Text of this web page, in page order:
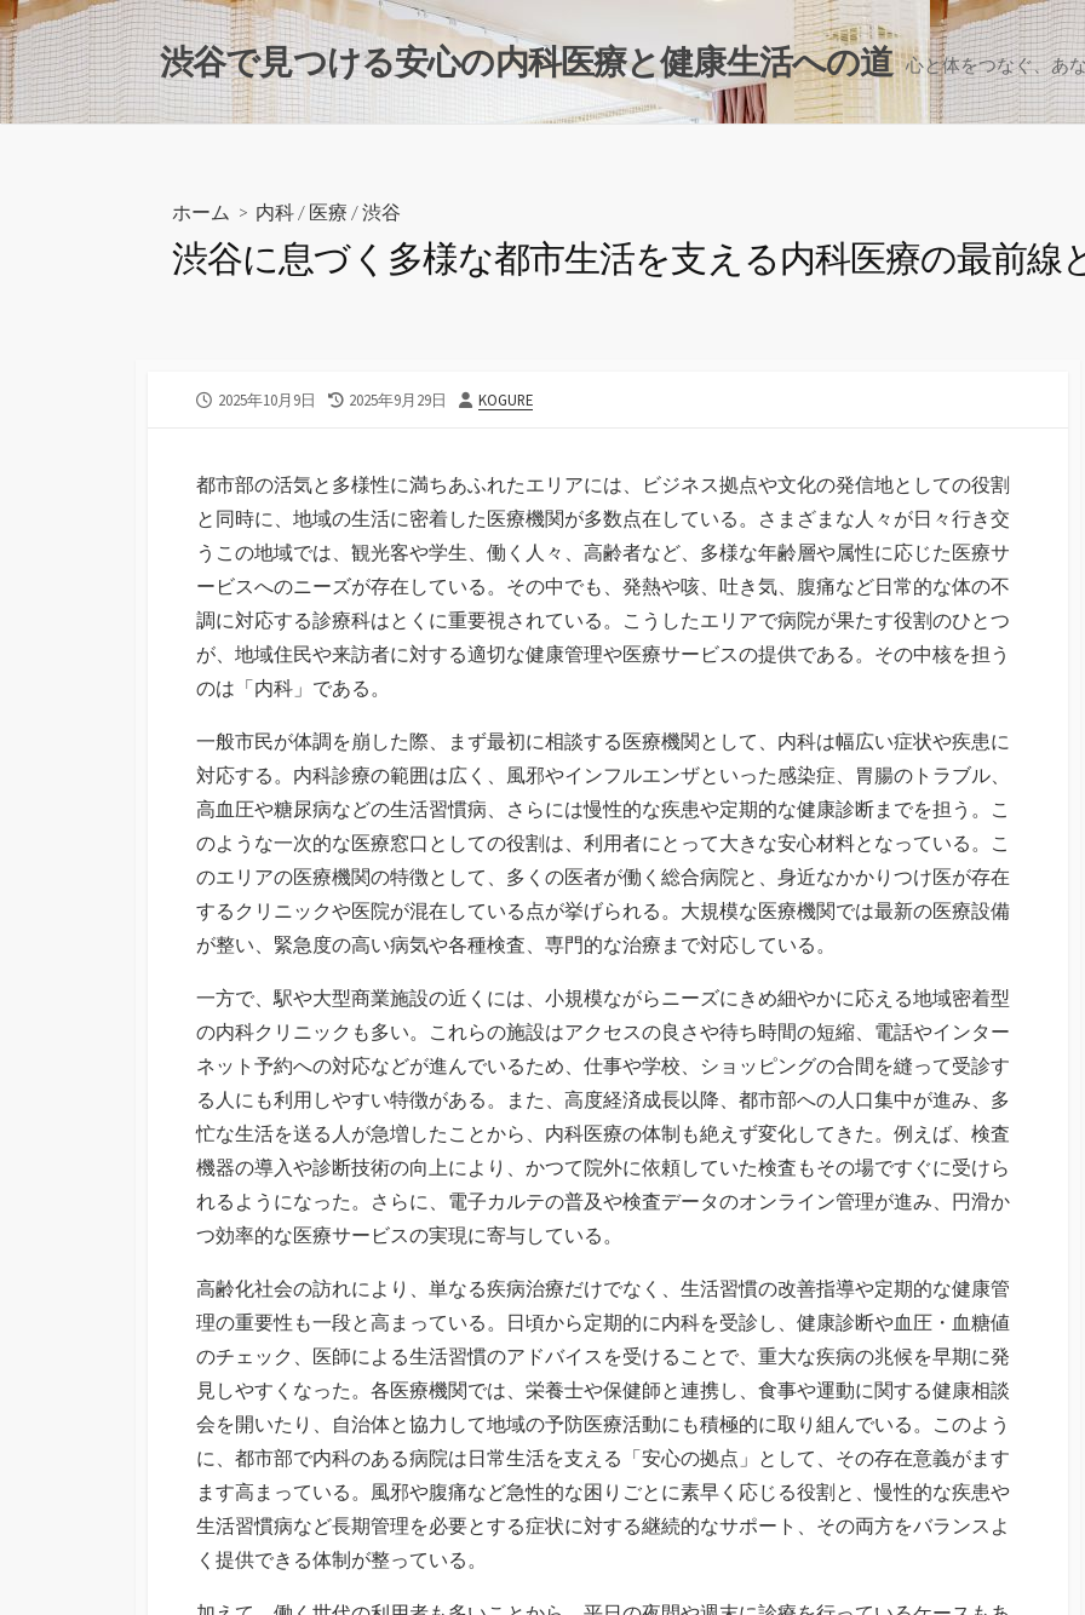
コ
ン
テ
ン
渋谷で見つける安心の内科医療と健康生活への道 心と体をつなぐ、あ
ホーム > 内科 / 医療 /渋谷
渋谷に息づく多様な都市生活を支える内科医療の最前線
公
2025年10月9日
最
日
2025年9月29日
投
KOGURE
都市部の活気と多様性に満ちあふれたエリアには、ビジネス拠点や文化の発信地としての役割
と同時に、地域の生活に密着した医療機関が多数点在している。 さまざまな人々が日々行き交
うこの地域では、観光客や学生、働く人々、高齢者など、多様な年齢層や属性に応じた医療サ
ービスへのニーズが存在している。その中でも、発熱や咳、吐き気、腹痛など日常的な体の不
調に対応する診療科はとくに重要視されている。こうしたエリアで病院が果たす役割のひとつ
が、地域住民や来訪者に対する適切な健康管理や医療サービスの提供である。その中核を担う
のは「内科」である。
一般市民が体調を崩した際、まず最初に相談する医療機関として、内科は幅広い症状や疾患に
対応する。内科診療の範囲は広く、風邪やインフルエンザといった感染症、胃腸のトラブル、
高血圧や糖尿病などの生活習慣病、さらには慢性的な疾患や定期的な健康診断までを担う。こ
のような一次的な医療窓口としての役割は、利用者にとって大きな安心材料となっている。こ
のエリアの医療機関の特徴として、多くの医者が働く総合病院と、身近なかかりつけ医が存在
するクリニックや医院が混在している点が挙げられる。大規模な医療機関では最新の医療設備
が整い、緊急度の高い病気や各種検査、専門的な治療まで対応している。
一方で、駅や大型商業施設の近くには、小規模ながらニーズにきめ細やかに応える地域密着型
の内科クリニックも多い。これらの施設はアクセスの良さや待ち時間の短縮、電話やインター
ネット予約への対応などが進んでいるため、仕事や学校、ショッピングの合間を縫って受診す
る人にも利用しやすい特徴がある。また、高度経済成長以降、都市部への人口集中が進み、多
忙な生活を送る人が急増したことから、内科医療の体制も絶えず変化してきた。例えば、検査
機器の導入や診断技術の向上により、かつて院外に依頼していた検査もその場ですぐに受けら
れるようになった。さらに、電子カルテの普及や検査データのオンライン管理が進み、円滑か
つ効率的な医療サービスの実現に寄与している。
高齢化社会の訪れにより、単なる疾病治療だけでなく、生活習慣の改善指導や定期的な健康管
理の重要性も一段と高まっている。日頃から定期的に内科を受診し、健康診断や血圧・血糖値
のチェック、医師による生活習慣のアドバイスを受けることで、重大な疾病の兆候を早期に発
見しやすくなった。各医療機関では、栄養士や保健師と連携し、食事や運動に関する健康相談
会を開いたり、自治体と協力して地域の予防医療活動にも積極的に取り組んでいる。このよう
に、都市部で内科のある病院は日常生活を支える「安心の拠点」として、その存在意義がます
ます高まっている。風邪や腹痛など急性的な困りごとに素早く応じる役割と、慢性的な疾患や
生活習慣病など長期管理を必要とする症状に対する継続的なサポート、その両方をバランスよ
く提供できる体制が整っている。